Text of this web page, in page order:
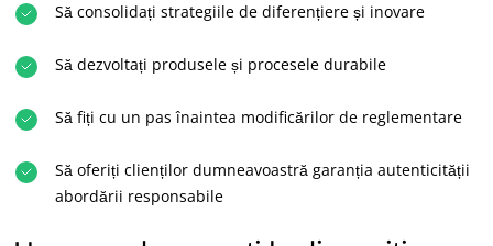
SECTOARELE NOASTRE DE ACTIVITATE
Să consolidați strategiile de diferențiere și inovare
Să dezvoltați produsele și procesele durabile
Să fiți cu un pas înaintea modificărilor de reglementare
Să oferiți clienților dumneavoastră garanția autenticității
abordării responsabile